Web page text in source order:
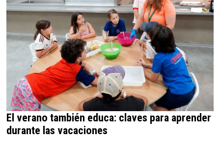
El verano también educa: claves para aprender
durante las vacaciones